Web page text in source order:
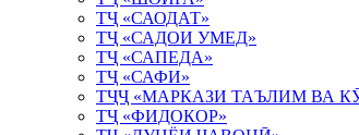
ТҶ «САОДАТ»
ТҶ «САДОИ УМЕД»
ТҶ «САПЕДА»
ТҶ «САФИ»
ТҶҶ «МАРКАЗИ ТАЪЛИМ ВА
ТҶ «ФИДОКОР»